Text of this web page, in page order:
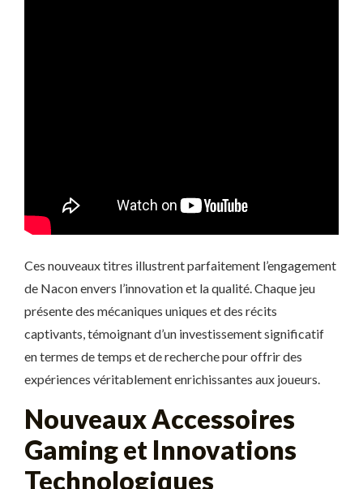
Ces nouveaux titres illustrent parfaitement l’engagement
de Nacon envers l’innovation et la qualité. Chaque jeu
présente des mécaniques uniques et des récits
captivants, témoignant d’un investissement significatif
en termes de temps et de recherche pour offrir des
expériences véritablement enrichissantes aux joueurs.
Nouveaux Accessoires
Gaming et Innovations
Technologiques